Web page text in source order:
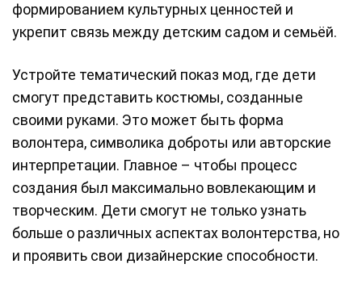
формированием культурных ценностей и
укрепит связь между детским садом и семьёй.
Устройте тематический показ мод, где дети
смогут представить костюмы, созданные
своими руками. Это может быть форма
волонтера, символика доброты или авторские
интерпретации. Главное – чтобы процесс
создания был максимально вовлекающим и
творческим. Дети смогут не только узнать
больше о различных аспектах волонтерства, но
и проявить свои дизайнерские способности.